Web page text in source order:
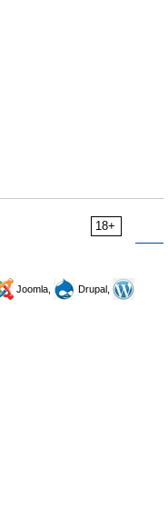
18+
Joomla,
Drupal,